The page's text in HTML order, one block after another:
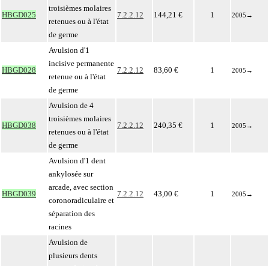
HBGD025
troisièmes molaires
retenues ou à l'état
de germe
7.2.2.12 144,21 € 1 2005 →
HBGD028
Avulsion d'1
incisive permanente
retenue ou à l'état
de germe
7.2.2.12 83,60 € 1 2005 →
HBGD038
Avulsion de 4
troisièmes molaires
retenues ou à l'état
de germe
7.2.2.12 240,35 € 1 2005 →
HBGD039
Avulsion d'1 dent
ankylosée sur
arcade, avec section
coronoradiculaire et
séparation des
racines
7.2.2.12 43,00 € 1 2005 →
Avulsion de
plusieurs dents